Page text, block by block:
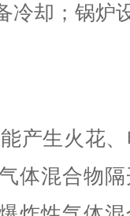
冷却；锅炉
产生火花
体混合物